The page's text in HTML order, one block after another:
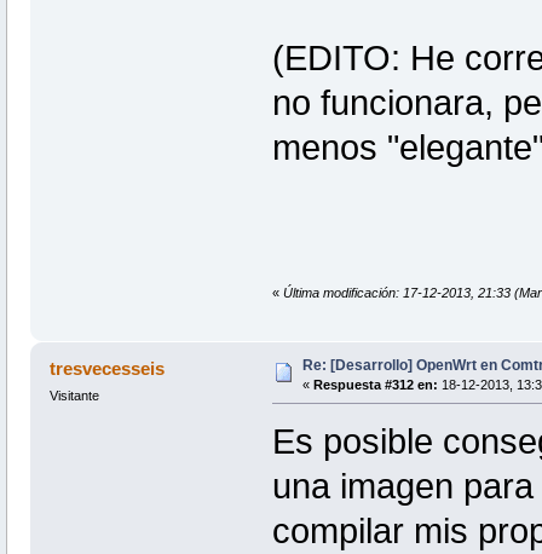
(EDITO: He
no funcionara,
menos
« Última modificación: 17-12-2013, 21:33
tresvecesseis
Visitante
Re: [Desarrollo] OpenWrt en
« Respuesta #312 en: 18-12-2013,
Es posible
una imagen
compilar mis